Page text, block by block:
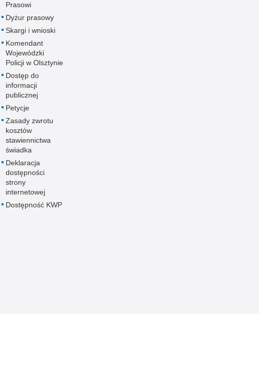
Prasowi
Dyżur prasowy
Skargi i wnioski
Komendant
Wojewódzki
Policji w Olsztynie
Dostęp do
informacji
publicznej
Petycje
Zasady zwrotu
kosztów
stawiennictwa
świadka
Deklaracja
dostępności
strony
internetowej
Dostępność KWP